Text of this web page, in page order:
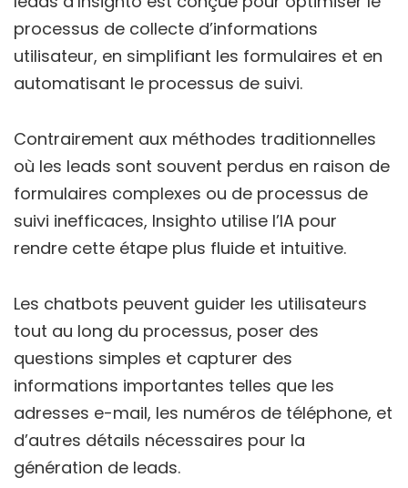
processus de collecte d’informations
utilisateur, en simplifiant les formulaires et en
automatisant le processus de suivi.
Contrairement aux méthodes traditionnelles
où les leads sont souvent perdus en raison de
formulaires complexes ou de processus de
suivi inefficaces, Insighto utilise l’IA pour
rendre cette étape plus fluide et intuitive.
Les chatbots peuvent guider les utilisateurs
tout au long du processus, poser des
questions simples et capturer des
informations importantes telles que les
adresses e-mail, les numéros de téléphone, et
d’autres détails nécessaires pour la
génération de leads.